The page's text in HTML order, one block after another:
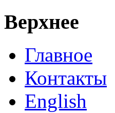
Верхнее
Главное
Контакты
English